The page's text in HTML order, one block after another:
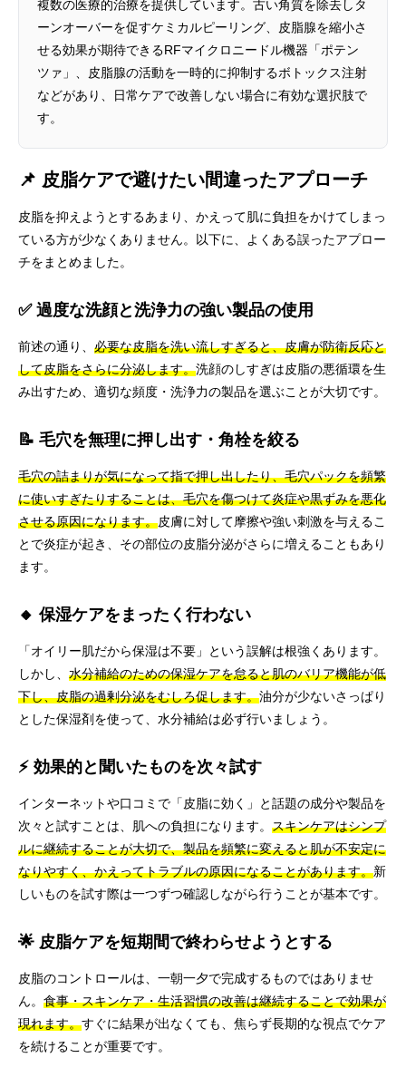
複数の医療的治療を提供しています。古い角質を除去しタ
ーンオーバーを促すケミカルピーリング、皮脂腺を縮小さ
せる効果が期待できるRFマイクロニードル機器「ポテン
ツァ」、皮脂腺の活動を一時的に抑制するボトックス注射
などがあり、日常ケアで改善しない場合に有効な選択肢で
す。
📌 皮脂ケアで避けたい間違ったアプローチ
皮脂を抑えようとするあまり、かえって肌に負担をかけてしまっ
ている方が少なくありません。以下に、よくある誤ったアプロー
チをまとめました。
✅ 過度な洗顔と洗浄力の強い製品の使用
前述の通り、 必要な皮脂を洗い流しすぎると、皮膚が防衛反応と
して皮脂をさらに分泌します。洗顔のしすぎは皮脂の悪循環を生
み出すため、適切な頻度・洗浄力の製品を選ぶことが大切です。
📝 毛穴を無理に押し出す・角栓を絞る
毛穴の詰まりが気になって指で押し出したり、毛穴パックを頻繁
に使いすぎたりすることは、毛穴を傷つけて炎症や黒ずみを悪化
させる原因になります。皮膚に対して摩擦や強い刺激を与えるこ
とで炎症が起き、その部位の皮脂分泌がさらに増えることもあり
ます。
🔸 保湿ケアをまったく行わない
「オイリー肌だから保湿は不要」という誤解は根強くあります。
しかし、 水分補給のための保湿ケアを怠ると肌のバリア機能が低
下し、皮脂の過剰分泌をむしろ促します。油分が少ないさっぱり
とした保湿剤を使って、水分補給は必ず行いましょう。
⚡ 効果的と聞いたものを次々試す
インターネットや口コミで「皮脂に効く」と話題の成分や製品を
次々と試すことは、肌への負担になります。 スキンケアはシンプ
ルに継続することが大切で、製品を頻繁に変えると肌が不安定に
なりやすく、かえってトラブルの原因になることがあります。新
しいものを試す際は一つずつ確認しながら行うことが基本です。
🌟 皮脂ケアを短期間で終わらせようとする
皮脂のコントロールは、一朝一夕で完成するものではありませ
ん。 食事・スキンケア・生活習慣の改善は継続することで効果が
現れます。すぐに結果が出なくても、焦らず長期的な視点でケア
を続けることが重要です。